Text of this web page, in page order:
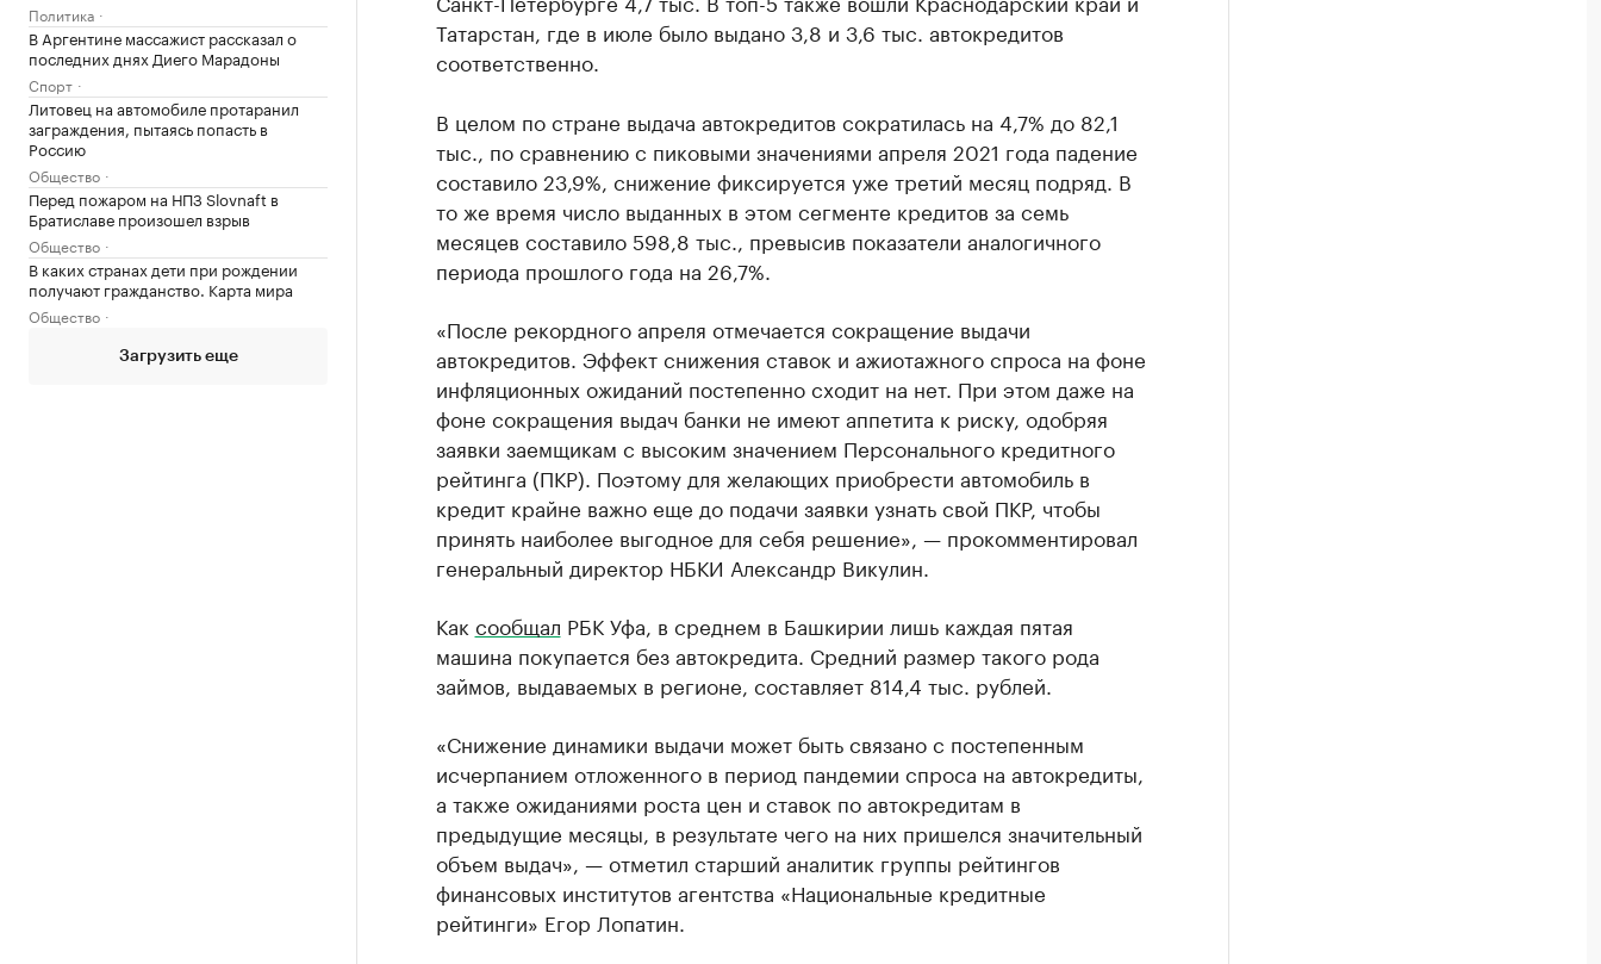
Политика
В Аргентине массажист рассказал о
последних днях Диего Марадоны
Спорт
Литовец на автомобиле протаранил
заграждения, пытаясь попасть в
Россию
Общество
Перед пожаром на НПЗ Slovnaft в
Братиславе произошел взрыв
Общество
В каких странах дети при рождении
получают гражданство. Карта мира
Общество
Загрузить еще
Татарстан, где в июле было выдано 3,8 и 3,6 тыс. автокредитов
соответственно.
В целом по стране выдача автокредитов сократилась на 4,7% до 82,1
тыс., по сравнению с пиковыми значениями апреля 2021 года падение
составило 23,9%, снижение фиксируется уже третий месяц подряд. В
то же время число выданных в этом сегменте кредитов за семь
месяцев составило 598,8 тыс., превысив показатели аналогичного
периода прошлого года на 26,7%.
«После рекордного апреля отмечается сокращение выдачи
автокредитов. Эффект снижения ставок и ажиотажного спроса на фоне
инфляционных ожиданий постепенно сходит на нет. При этом даже на
фоне сокращения выдач банки не имеют аппетита к риску, одобряя
заявки заемщикам с высоким значением Персонального кредитного
рейтинга (ПКР). Поэтому для желающих приобрести автомобиль в
кредит крайне важно еще до подачи заявки узнать свой ПКР, чтобы
принять наиболее выгодное для себя решение», — прокомментировал
генеральный директор НБКИ Александр Викулин.
Как сообщал РБК Уфа, в среднем в Башкирии лишь каждая пятая
машина покупается без автокредита. Средний размер такого рода
займов, выдаваемых в регионе, составляет 814,4 тыс. рублей.
«Снижение динамики выдачи может быть связано с постепенным
исчерпанием отложенного в период пандемии спроса на автокредиты,
а также ожиданиями роста цен и ставок по автокредитам в
предыдущие месяцы, в результате чего на них пришелся значительный
объем выдач», — отметил старший аналитик группы рейтингов
финансовых институтов агентства «Национальные кредитные
рейтинги» Егор Лопатин.